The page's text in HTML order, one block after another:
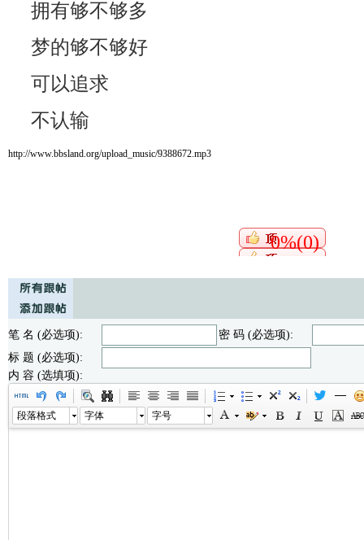
拥有够不够多
梦的够不够好
可以追求
不认输
http://www.bbsland.org/upload_music/9388672.mp3
0%(0)
笔 名 (必选项):
密 码 (必选项):
标 题 (必选项):
内 容 (选填项):
段落格式 字体 字号